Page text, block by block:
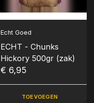
Echt Goed
ECHT - Chunks
Hickory 500gr (zak)
€ 6,95
TOEVOEGEN